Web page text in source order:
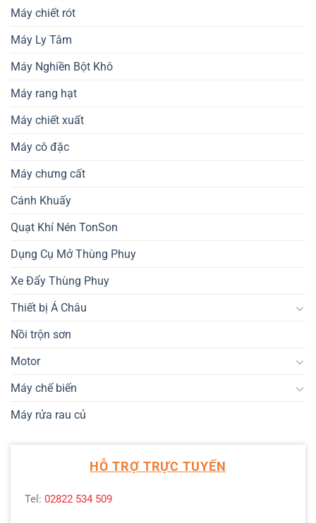
Máy chiết rót
Máy Ly Tâm
Máy Nghiền Bột Khô
Máy rang hạt
Máy chiết xuất
Máy cô đặc
Máy chưng cất
Cánh Khuấy
Quạt Khí Nén TonSon
Dụng Cụ Mở Thùng Phuy
Xe Đẩy Thùng Phuy
Thiết bị Á Châu
Nồi trộn sơn
Motor
Máy chế biến
Máy rửa rau củ
HỖ TRỢ TRỰC TUYẾN
Tel: 02822 534 509